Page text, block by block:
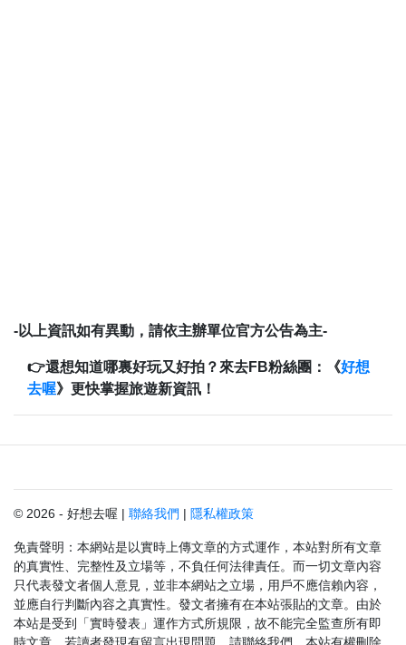
-以上資訊如有異動，請依主辦單位官方公告為主-
👉還想知道哪裏好玩又好拍？來去FB粉絲團：《好想
去喔》更快掌握旅遊新資訊！
© 2026 - 好想去喔 | 聯絡我們 | 隱私權政策
免責聲明：本網站是以實時上傳文章的方式運作，本站對所有文章
的真實性、完整性及立場等，不負任何法律責任。而一切文章內容
只代表發文者個人意見，並非本網站之立場，用戶不應信賴內容，
並應自行判斷內容之真實性。發文者擁有在本站張貼的文章。由於
本站是受到「實時發表」運作方式所規限，故不能完全監查所有即